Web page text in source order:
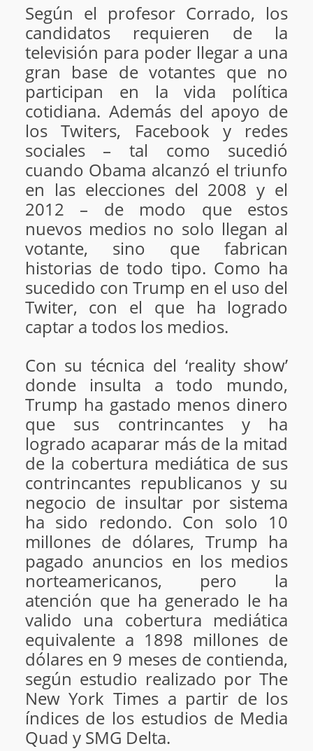
Según el profesor Corrado, los
candidatos requieren de la
televisión para poder llegar a una
gran base de votantes que no
participan en la vida política
cotidiana. Además del apoyo de
los Twiters, Facebook y redes
sociales – tal como sucedió
cuando Obama alcanzó el triunfo
en las elecciones del 2008 y el
2012 – de modo que estos
nuevos medios no solo llegan al
votante, sino que fabrican
historias de todo tipo. Como ha
sucedido con Trump en el uso del
Twiter, con el que ha logrado
captar a todos los medios.
Con su técnica del ‘reality show’
donde insulta a todo mundo,
Trump ha gastado menos dinero
que sus contrincantes y ha
logrado acaparar más de la mitad
de la cobertura mediática de sus
contrincantes republicanos y su
negocio de insultar por sistema
ha sido redondo. Con solo 10
millones de dólares, Trump ha
pagado anuncios en los medios
norteamericanos, pero la
atención que ha generado le ha
valido una cobertura mediática
equivalente a 1898 millones de
dólares en 9 meses de contienda,
según estudio realizado por The
New York Times a partir de los
índices de los estudios de Media
Quad y SMG Delta.